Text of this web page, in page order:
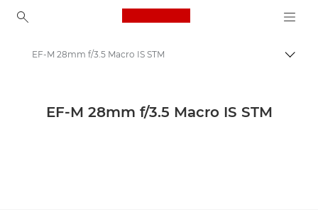
Canon Logo, back to
Объективы для камер Canon
EF-M 28mm f/3.5 Macro IS STM
EF-M 28mm f/3.5 Macro IS STM